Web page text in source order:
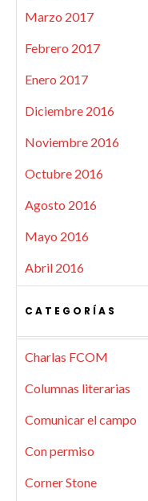
Marzo 2017
Febrero 2017
Enero 2017
Diciembre 2016
Noviembre 2016
Octubre 2016
Agosto 2016
Mayo 2016
Abril 2016
CATEGORÍAS
Charlas FCOM
Columnas literarias
Comunicar el campo
Con permiso
Corner Stone